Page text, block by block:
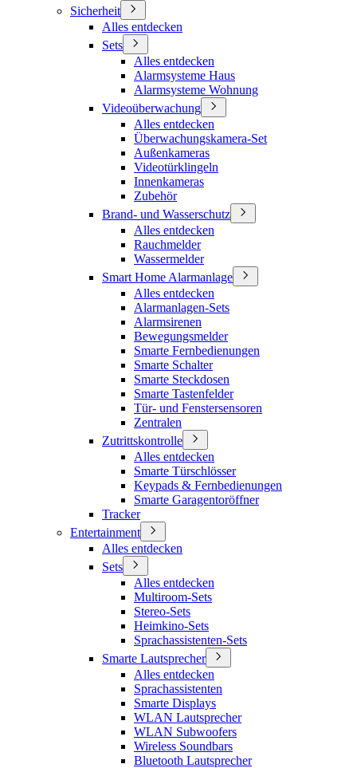
Sicherheit
Alles entdecken
Sets
Alles entdecken
Alarmsysteme Haus
Alarmsysteme Wohnung
Videoüberwachung
Alles entdecken
Überwachungskamera-Set
Außenkameras
Videotürklingeln
Innenkameras
Zubehör
Brand- und Wasserschutz
Alles entdecken
Rauchmelder
Wassermelder
Smart Home Alarmanlage
Alles entdecken
Alarmanlagen-Sets
Alarmsirenen
Bewegungsmelder
Smarte Fernbedienungen
Smarte Schalter
Smarte Steckdosen
Smarte Tastenfelder
Tür- und Fenstersensoren
Zentralen
Zutrittskontrolle
Alles entdecken
Smarte Türschlösser
Keypads & Fernbedienungen
Smarte Garagentoröffner
Tracker
Entertainment
Alles entdecken
Sets
Alles entdecken
Multiroom-Sets
Stereo-Sets
Heimkino-Sets
Sprachassistenten-Sets
Smarte Lautsprecher
Alles entdecken
Sprachassistenten
Smarte Displays
WLAN Lautsprecher
WLAN Subwoofers
Wireless Soundbars
Bluetooth Lautsprecher